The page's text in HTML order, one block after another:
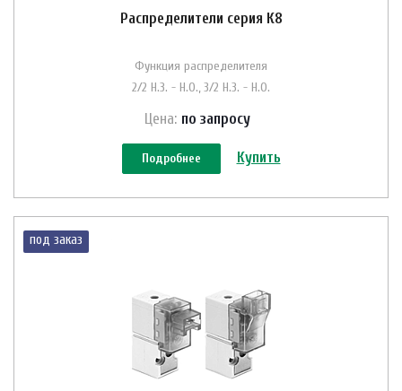
Распределители серия К8
Функция распределителя
2/2 Н.З. - Н.О., 3/2 Н.З. - Н.О.
Цена: по запросу
Подробнее Купить
под заказ